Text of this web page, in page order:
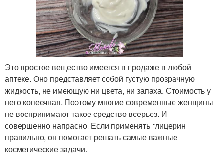
Это простое вещество имеется в продаже в любой
аптеке. Оно представляет собой густую прозрачную
жидкость, не имеющую ни цвета, ни запаха. Стоимость у
него копеечная. Поэтому многие современные женщины
не воспринимают такое средство всерьез. И
совершенно напрасно. Если применять глицерин
правильно, он помогает решать самые важные
косметические задачи.